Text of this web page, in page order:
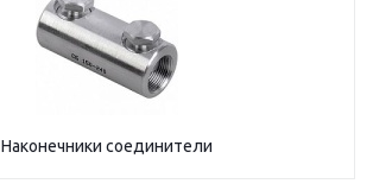
Наконечники соединители